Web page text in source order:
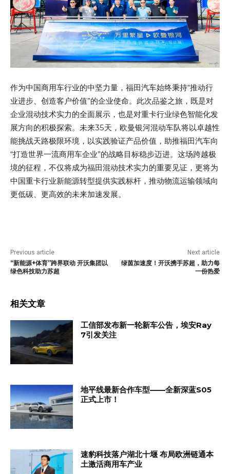
作为中国商用车行业的中坚力量，福田汽车始终秉持“推动行
业进步、创造客户价值”的企业使命。此次品鉴之旅，既是对
企业混动技术实力的全面展示，也是对重卡行业绿色智能化发
展方向的积极探索。未来35天，欧曼银河混动车队将以卓越性
能挑战天路极限环境，以实践验证产品价值，助推福田汽车向
“打造世界一流商用车企业”的战略目标稳步迈进。这场跨越极
境的征程，不仅将成为福田混动技术实力的重要见证，更将为
中国重卡行业新能源转型提供实践标杆，推动物流运输领域向
更低碳、更高效的未来加速发展。
Previous article
“新能源+体育”跨界联动 开沃集团以
绿色科技助力苏超
Next article
绿茵加速度！开沃携手苏超，助力每
一份热爱
相关文章
工信部发布新一轮新车公告，埃安Ray
7引发关注
地平线最新合作车型——全新深蓝S05
正式上市！
速豹科技落户湖北十堰 布局欧洲链通本
土激活商用车产业